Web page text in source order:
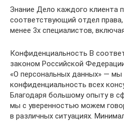
Знание Дело каждого клиента
соответствующий отдел права,
менее 3х специалистов,
Конфиденциальность В
законом Российской
«О персональных данных» — мы
конфиденциальность всех
Благодаря большому опыту в
мы с уверенностью можем
в различных ситуациях.